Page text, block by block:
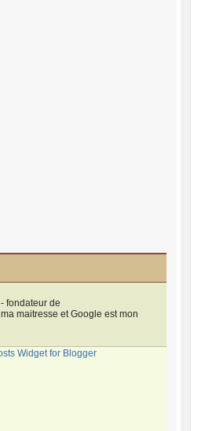
fondateur de
maitresse et Google est mon